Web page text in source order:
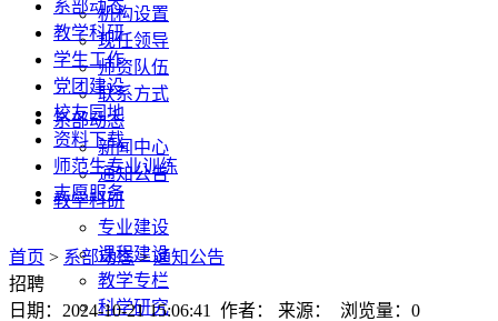
机构设置
现任领导
师资队伍
联系方式
系部动态
新闻中心
通知公告
教学科研
专业建设
课程建设
教学专栏
科学研究
系部动态
教学科研
学生工作
党团建设
校友园地
资料下载
师范生专业训练
志愿服务
首页 > 系部动态>通知公告
招聘
日期：2024-10-21 15:06:41 作者： 来源： 浏览量： 0